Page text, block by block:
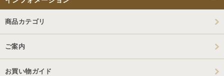
商品カテゴリ
ご案内
お買い物ガイド